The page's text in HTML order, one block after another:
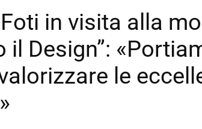
in visita alla
il Design”:
le